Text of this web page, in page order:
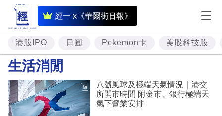
經一 x《華爾街日報》
即
時
財
經
題
投
港股IPO 日圓 Pokemon卡 美股科技股
生活消閒
八號風球及極端天氣情況｜港交
所開市時間 附金市、銀行極端天
氣下營業安排